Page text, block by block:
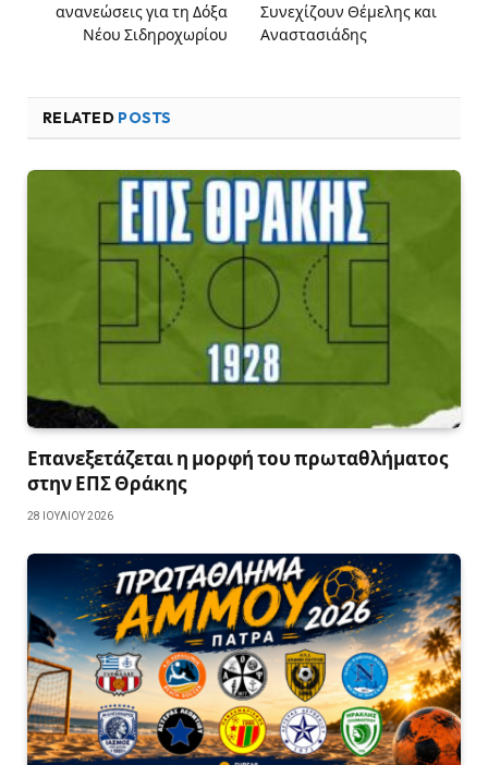
ανανεώσεις για τη Δόξα
Νέου Σιδηροχωρίου
Συνεχίζουν Θέμελης και
Αναστασιάδης
RELATED POSTS
Επανεξετάζεται η μορφή του πρωταθλήματος
στην ΕΠΣ Θράκης
28 ΙΟΥΛΊΟΥ 2026